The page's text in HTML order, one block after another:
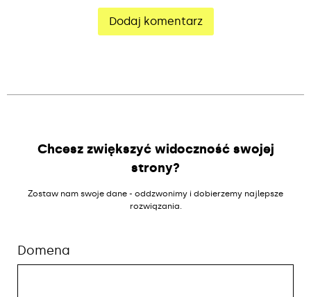
Chcesz zwiększyć widoczność swojej
strony?
Zostaw nam swoje dane - oddzwonimy i dobierzemy najlepsze
rozwiązania.
Domena